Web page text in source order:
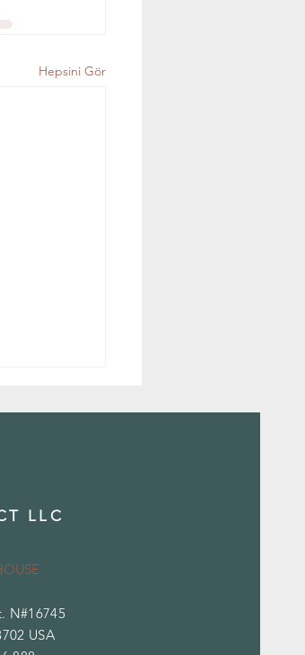
Hepsini Gör
LLC
N#16745
USA